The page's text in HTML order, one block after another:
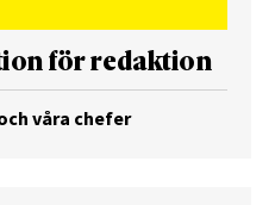
för redaktion
våra chefer